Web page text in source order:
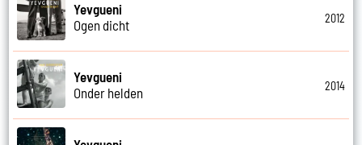
Yevgueni
Ogen dicht
2012
Yevgueni
Onder helden
2014